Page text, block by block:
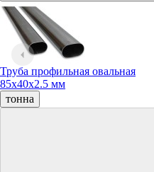
Труба профильная овальная
85х40х2.5 мм
тонна